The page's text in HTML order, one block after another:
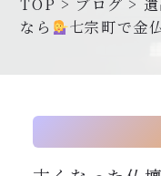
協力店募集について
受付時間
TOP > ブログ >
なら
七宗町で金